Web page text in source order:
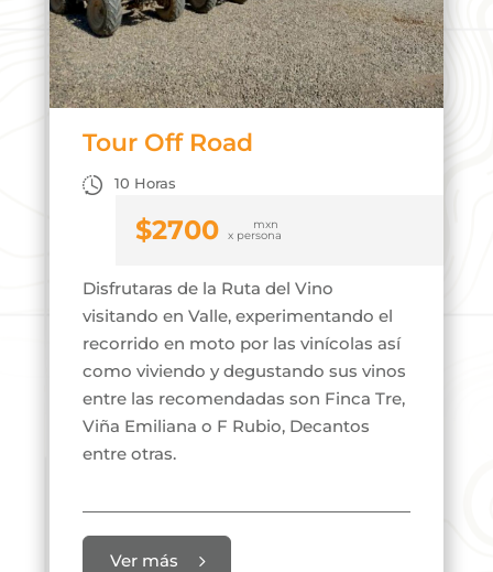
Tour Off Road
Disfrutaras de la Ruta del Vino
visitando en Valle, experimentando el
recorrido en moto por las vinícolas así
como viviendo y degustando sus vinos
entre las recomendadas son Finca Tre,
Viña Emiliana o F Rubio, Decantos
entre otras.
Ver más
$2700
10 Horas